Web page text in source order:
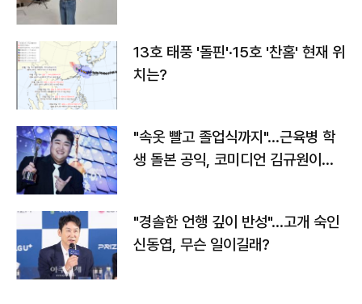
13호 태풍 '돌핀'·15호 '찬홈' 현재 위
치는?
"속옷 빨고 졸업식까지"…근육병 학
생 돌본 공익, 코미디언 김규원이었
"경솔한 언행 깊이 반성"…고개 숙인
신동엽, 무슨 일이길래?